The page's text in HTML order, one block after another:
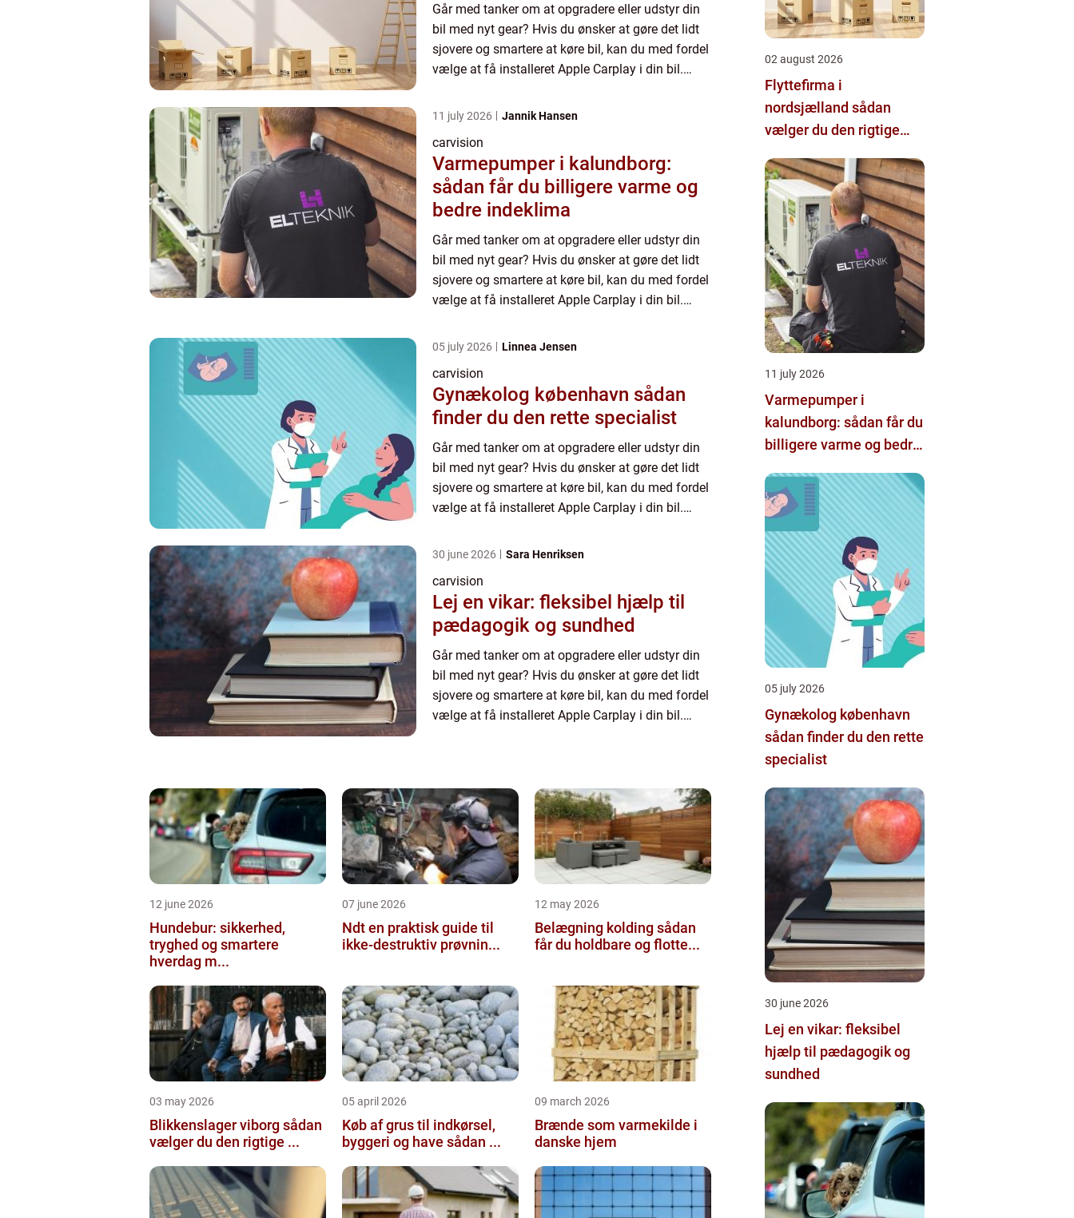
Går med tanker om at opgradere eller udstyr din
bil med nyt gear? Hvis du ønsker at gøre det lidt
sjovere og smartere at køre bil, kan du med fordel
vælge at få installeret Apple Carplay i din bil.
Android ...
11 july 2026 Jannik Hansen
carvision
Varmepumper i kalundborg:
sådan får du billigere varme og
bedre indeklima
Går med tanker om at opgradere eller udstyr din
bil med nyt gear? Hvis du ønsker at gøre det lidt
sjovere og smartere at køre bil, kan du med fordel
vælge at få installeret Apple Carplay i din bil.
Android ...
05 july 2026 Linnea Jensen
carvision
Gynækolog københavn sådan
finder du den rette specialist
Går med tanker om at opgradere eller udstyr din
bil med nyt gear? Hvis du ønsker at gøre det lidt
sjovere og smartere at køre bil, kan du med fordel
vælge at få installeret Apple Carplay i din bil.
Android ...
30 june 2026 Sara Henriksen
carvision
Lej en vikar: fleksibel hjælp til
pædagogik og sundhed
Går med tanker om at opgradere eller udstyr din
bil med nyt gear? Hvis du ønsker at gøre det lidt
sjovere og smartere at køre bil, kan du med fordel
vælge at få installeret Apple Carplay i din bil.
12 june 2026
Hundebur: sikkerhed,
tryghed og smartere
hverdag m...
07 june 2026
Ndt en praktisk guide til
ikke-destruktiv prøvnin...
12 may 2026
Belægning kolding sådan
får du holdbare og flotte...
03 may 2026
Blikkenslager viborg sådan
vælger du den rigtige ...
05 april 2026
Køb af grus til indkørsel,
byggeri og have sådan ...
09 march 2026
Brænde som varmekilde i
danske hjem
02 august 2026
Flyttefirma i
nordsjælland sådan
vælger du den rigtige
11 july 2026
Varmepumper i
kalundborg: sådan får du
billigere varme og bedre
05 july 2026
Gynækolog københavn
sådan finder du den rette
specialist
30 june 2026
Lej en vikar: fleksibel
hjælp til pædagogik og
sundhed